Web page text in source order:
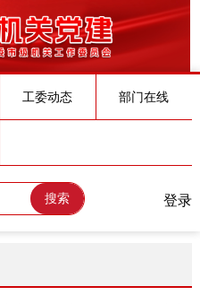
工委动态 部门在线
搜索 登录